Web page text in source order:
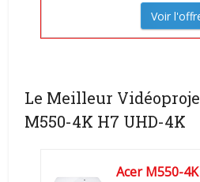
Voir
Le Meilleur
M550-4K H7 UHD-4K
Acer M550-